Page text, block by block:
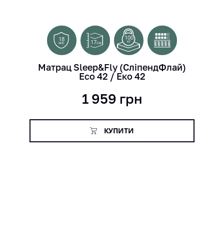
18
міс 17см
100
кг
Матрац Sleep&Fly (СліпендФлай)
Eco 42 / Еко 42
1 959 грн
КУПИТИ